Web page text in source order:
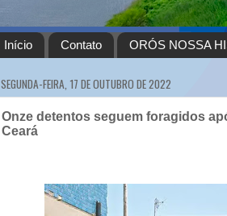
Início Contato ORÓS NOSSA
SEGUNDA-FEIRA, 17 DE OUTUBRO DE 2022
Onze detentos seguem foragidos
Ceará